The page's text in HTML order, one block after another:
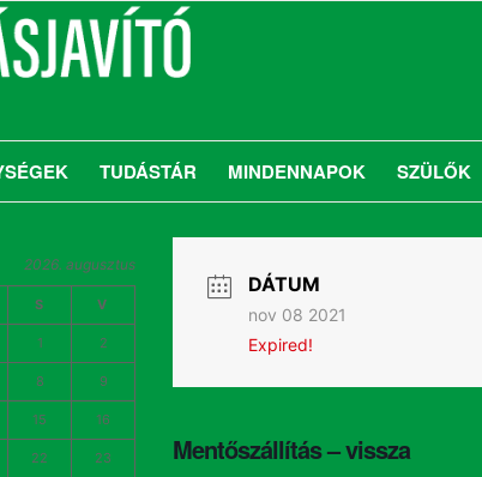
TUDÁSTÁR MINDENNAPOK SZÜLŐK
2026. augusztus
S V
1 2
8 9
15 16
22 23
DÁTUM
nov 08 2021
Expired!
Mentőszállítás – vissza